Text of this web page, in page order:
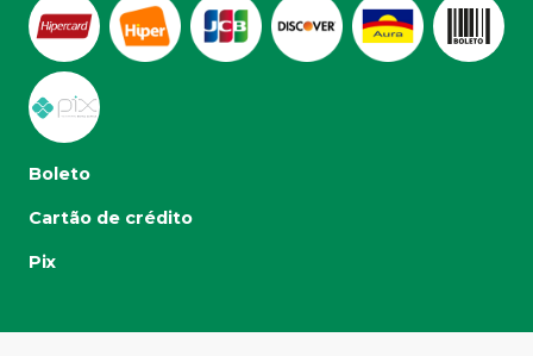
Boleto
Cartão de crédito
Pix